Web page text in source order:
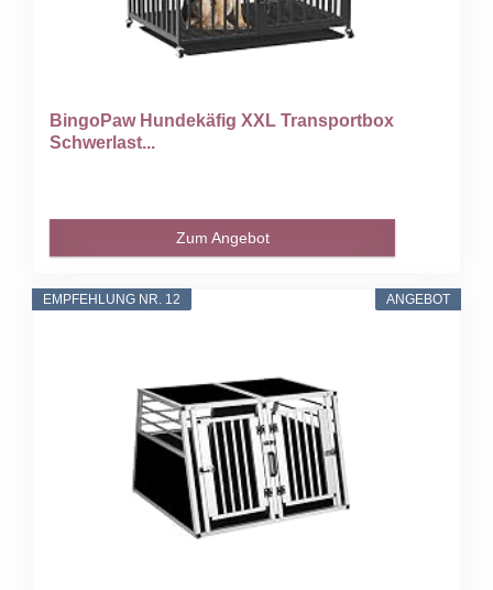
BingoPaw Hundekäfig XXL Transportbox
Schwerlast...
Zum Angebot
ANGEBOT
EMPFEHLUNG NR. 12